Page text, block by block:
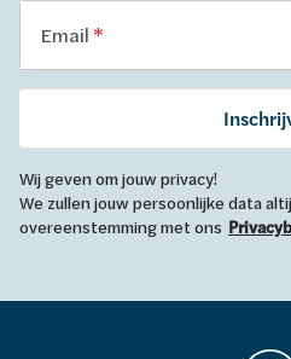
Email
Wij geven om jouw privacy!
We zullen jouw persoonlijke data
overeenstemming met ons